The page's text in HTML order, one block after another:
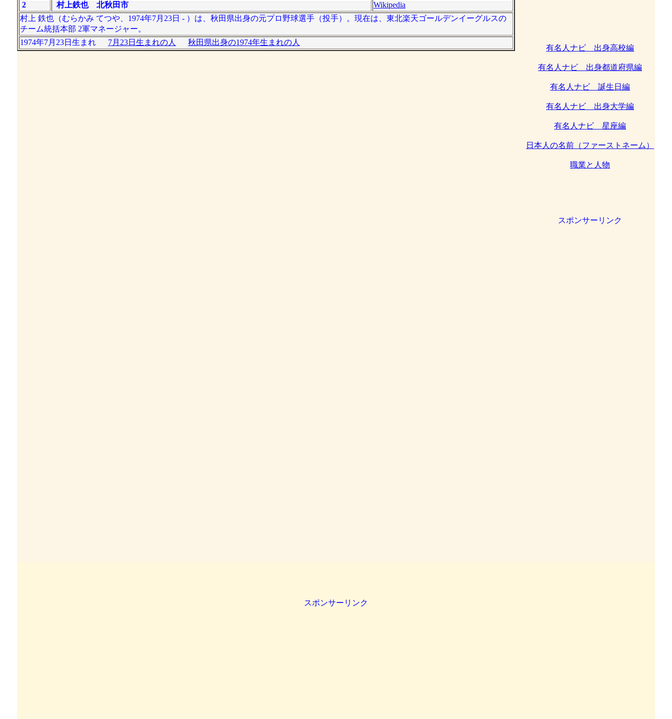
2
村上鉄也 北秋田市
Wikipedia
村上 鉄也（むらかみ てつや、1974年7月23日 - ）は、秋田県出身の元プロ野球選手（投手）。現在は、東北楽天ゴールデンイーグルスの
チーム統括本部 2軍マネージャー。
1974年7月23日生まれ 7月23日生まれの人 秋田県出身の1974年生まれの人
有名人ナビ 出身高校編
有名人ナビ 出身都道府県編
有名人ナビ 誕生日編
有名人ナビ 出身大学編
有名人ナビ 星座編
日本人の名前（ファーストネーム）
職業と人物
スポンサーリンク
スポンサーリンク